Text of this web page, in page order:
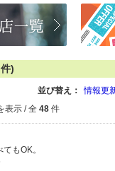
)
並び替え： 情報更
表示 / 全 48 件
もOK。